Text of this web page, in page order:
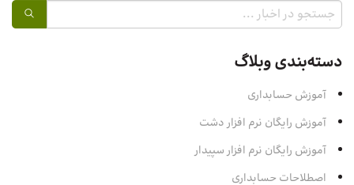
دسته‌بندی وبلاگ
آموزش حسابداری
آموزش رایگان نرم افزار دشت
آموزش رایگان نرم افزار سپیدار
اصطلاحات حسابداری